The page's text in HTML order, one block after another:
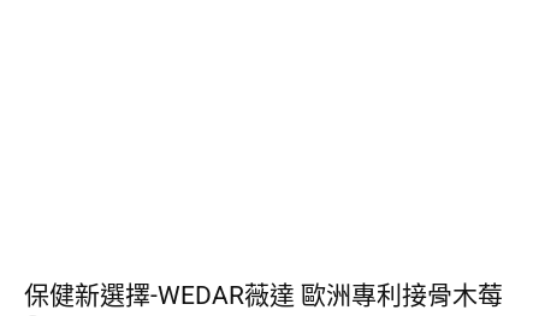
保健新選擇-WEDAR薇達 歐洲專利接骨木莓